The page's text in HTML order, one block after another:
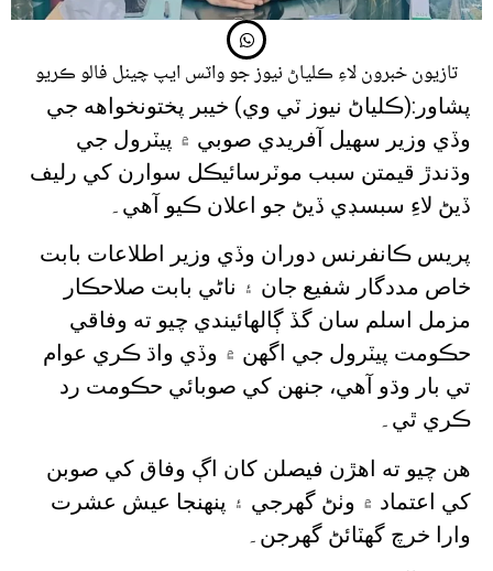
تازيون خبرون لاءِ ڪلياڻ نيوز جو واٽس ايپ چينل فالو ڪريو
پشاور:(ڪلياڻ نيوز ٽي وي) خيبر پختونخواهه جي
وڏي وزير سهيل آفريدي صوبي ۾ پيٽرول جي
وڌندڙ قيمتن سبب موٽرسائيڪل سوارن کي رليف
ڏيڻ لاءِ سبسڊي ڏيڻ جو اعلان ڪيو آهي۔
پريس ڪانفرنس دوران وڏي وزير اطلاعات بابت
خاص مددگار شفيع جان ۽ ناڻي بابت صلاحڪار
مزمل اسلم سان گڏ ڳالهائيندي چيو ته وفاقي
حڪومت پيٽرول جي اگهن ۾ وڏي واڌ ڪري عوام
تي بار وڌو آهي، جنهن کي صوبائي حڪومت رد
ڪري ٿي۔
هن چيو ته اهڙن فيصلن کان اڳ وفاق کي صوبن
کي اعتماد ۾ وٺڻ گهرجي ۽ پنهنجا عيش عشرت
وارا خرچ گهٽائڻ گهرجن۔